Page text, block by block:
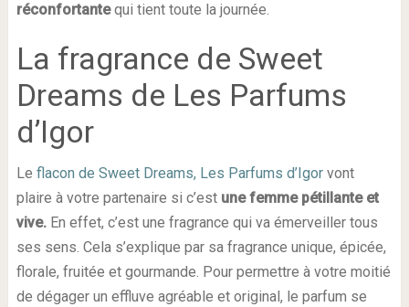
réconfortantequi tient toute la journée.
La fragrance de Sweet
Dreams de Les Parfums
d’Igor
Le flacon de Sweet Dreams, Les Parfums d’Igorvont
plaire à votre partenaire si c’est une femme pétillante et
vive.En effet, c’est une fragrance qui va émerveiller tous
ses sens. Cela s’explique par sa fragrance unique, épicée,
florale, fruitée et gourmande. Pour permettre à votre moitié
de dégager un effluve agréable et original, le parfum se